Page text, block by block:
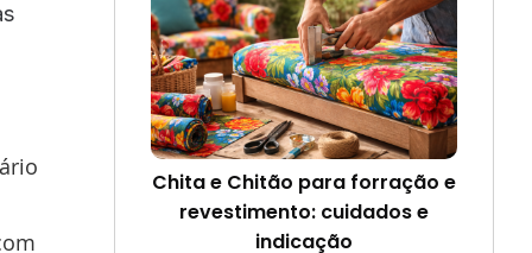
Chita e Chitão para forração e
revestimento: cuidados e
indicação